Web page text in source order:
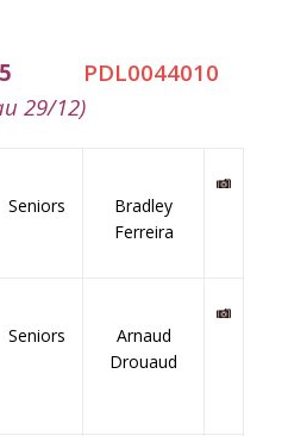
5×5 PDL0044010
29/12)
Seniors
Bradley
Ferreira
Seniors
Arnaud
Drouaud